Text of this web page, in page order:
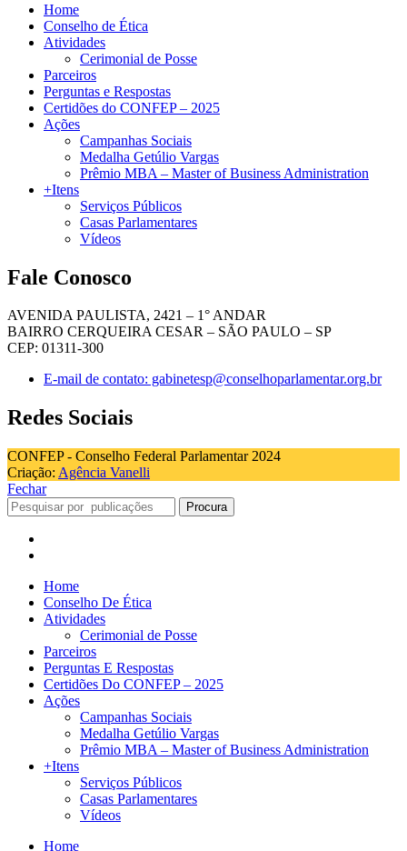
Home
Conselho de Ética
Atividades
Cerimonial de Posse
Parceiros
Perguntas e Respostas
Certidões do CONFEP – 2025
Ações
Campanhas Sociais
Medalha Getúlio Vargas
Prêmio MBA – Master of Business Administration
+Itens
Serviços Públicos
Casas Parlamentares
Vídeos
Fale Conosco
AVENIDA PAULISTA, 2421 – 1° ANDAR
BAIRRO CERQUEIRA CESAR – SÃO PAULO – SP
CEP: 01311-300
E-mail de contato: gabinetesp@conselhoparlamentar.org.br
Redes Sociais
CONFEP - Conselho Federal Parlamentar 2024
Criação: Agência Vanelli
Fechar
Procura
Home
Conselho De Ética
Atividades
Cerimonial de Posse
Parceiros
Perguntas E Respostas
Certidões Do CONFEP – 2025
Ações
Campanhas Sociais
Medalha Getúlio Vargas
Prêmio MBA – Master of Business Administration
+Itens
Serviços Públicos
Casas Parlamentares
Vídeos
Home